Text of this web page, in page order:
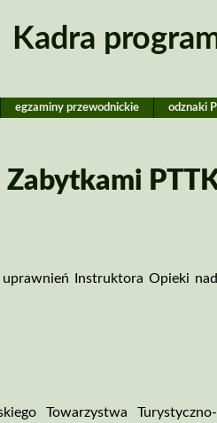
Kadra
egzaminy przewodnickie odznaki
Instruktora Opieki
Towarzystwa